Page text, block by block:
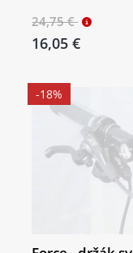
24,75 €
16,05 €
-18%